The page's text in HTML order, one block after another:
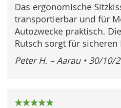
Das ergonomische
transportierbar und für
Autozwecke praktisch.
Rutsch sorgt für sicheren
Peter H. – Aarau • 30/10/